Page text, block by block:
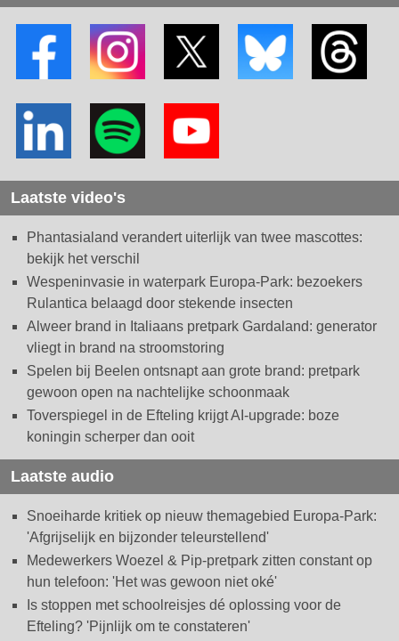
Laatste video's
Phantasialand verandert uiterlijk van twee mascottes:
bekijk het verschil
Wespeninvasie in waterpark Europa-Park: bezoekers
Rulantica belaagd door stekende insecten
Alweer brand in Italiaans pretpark Gardaland: generator
vliegt in brand na stroomstoring
Spelen bij Beelen ontsnapt aan grote brand: pretpark
gewoon open na nachtelijke schoonmaak
Toverspiegel in de Efteling krijgt AI-upgrade: boze
koningin scherper dan ooit
Laatste audio
Snoeiharde kritiek op nieuw themagebied Europa-Park:
'Afgrijselijk en bijzonder teleurstellend'
Medewerkers Woezel & Pip-pretpark zitten constant op
hun telefoon: 'Het was gewoon niet oké'
Is stoppen met schoolreisjes dé oplossing voor de
Efteling? 'Pijnlijk om te constateren'